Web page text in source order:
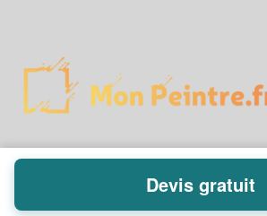
Powered byPlus que pro
Devis gratuit